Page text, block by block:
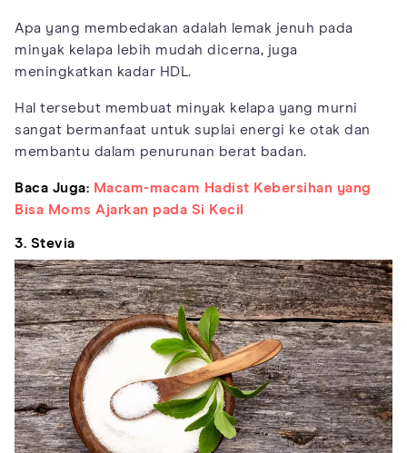
Apa yang membedakan adalah lemak jenuh pada
minyak kelapa lebih mudah dicerna, juga
meningkatkan kadar HDL.
Hal tersebut membuat minyak kelapa yang murni
sangat bermanfaat untuk suplai energi ke otak dan
membantu dalam penurunan berat badan.
Baca Juga: Macam-macam Hadist Kebersihan yang
Bisa Moms Ajarkan pada Si Kecil
3. Stevia